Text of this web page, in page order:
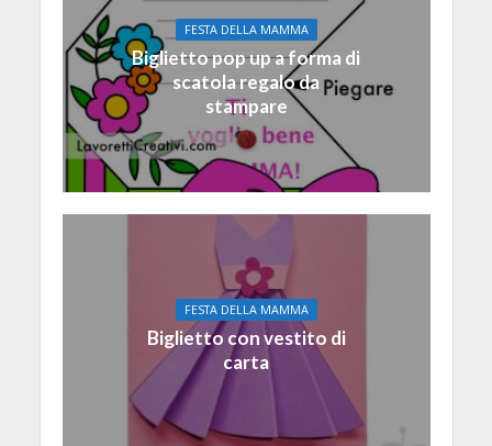
FESTA DELLA MAMMA
Biglietto pop up a forma di
scatola regalo da
stampare
FESTA DELLA MAMMA
Biglietto con vestito di
carta